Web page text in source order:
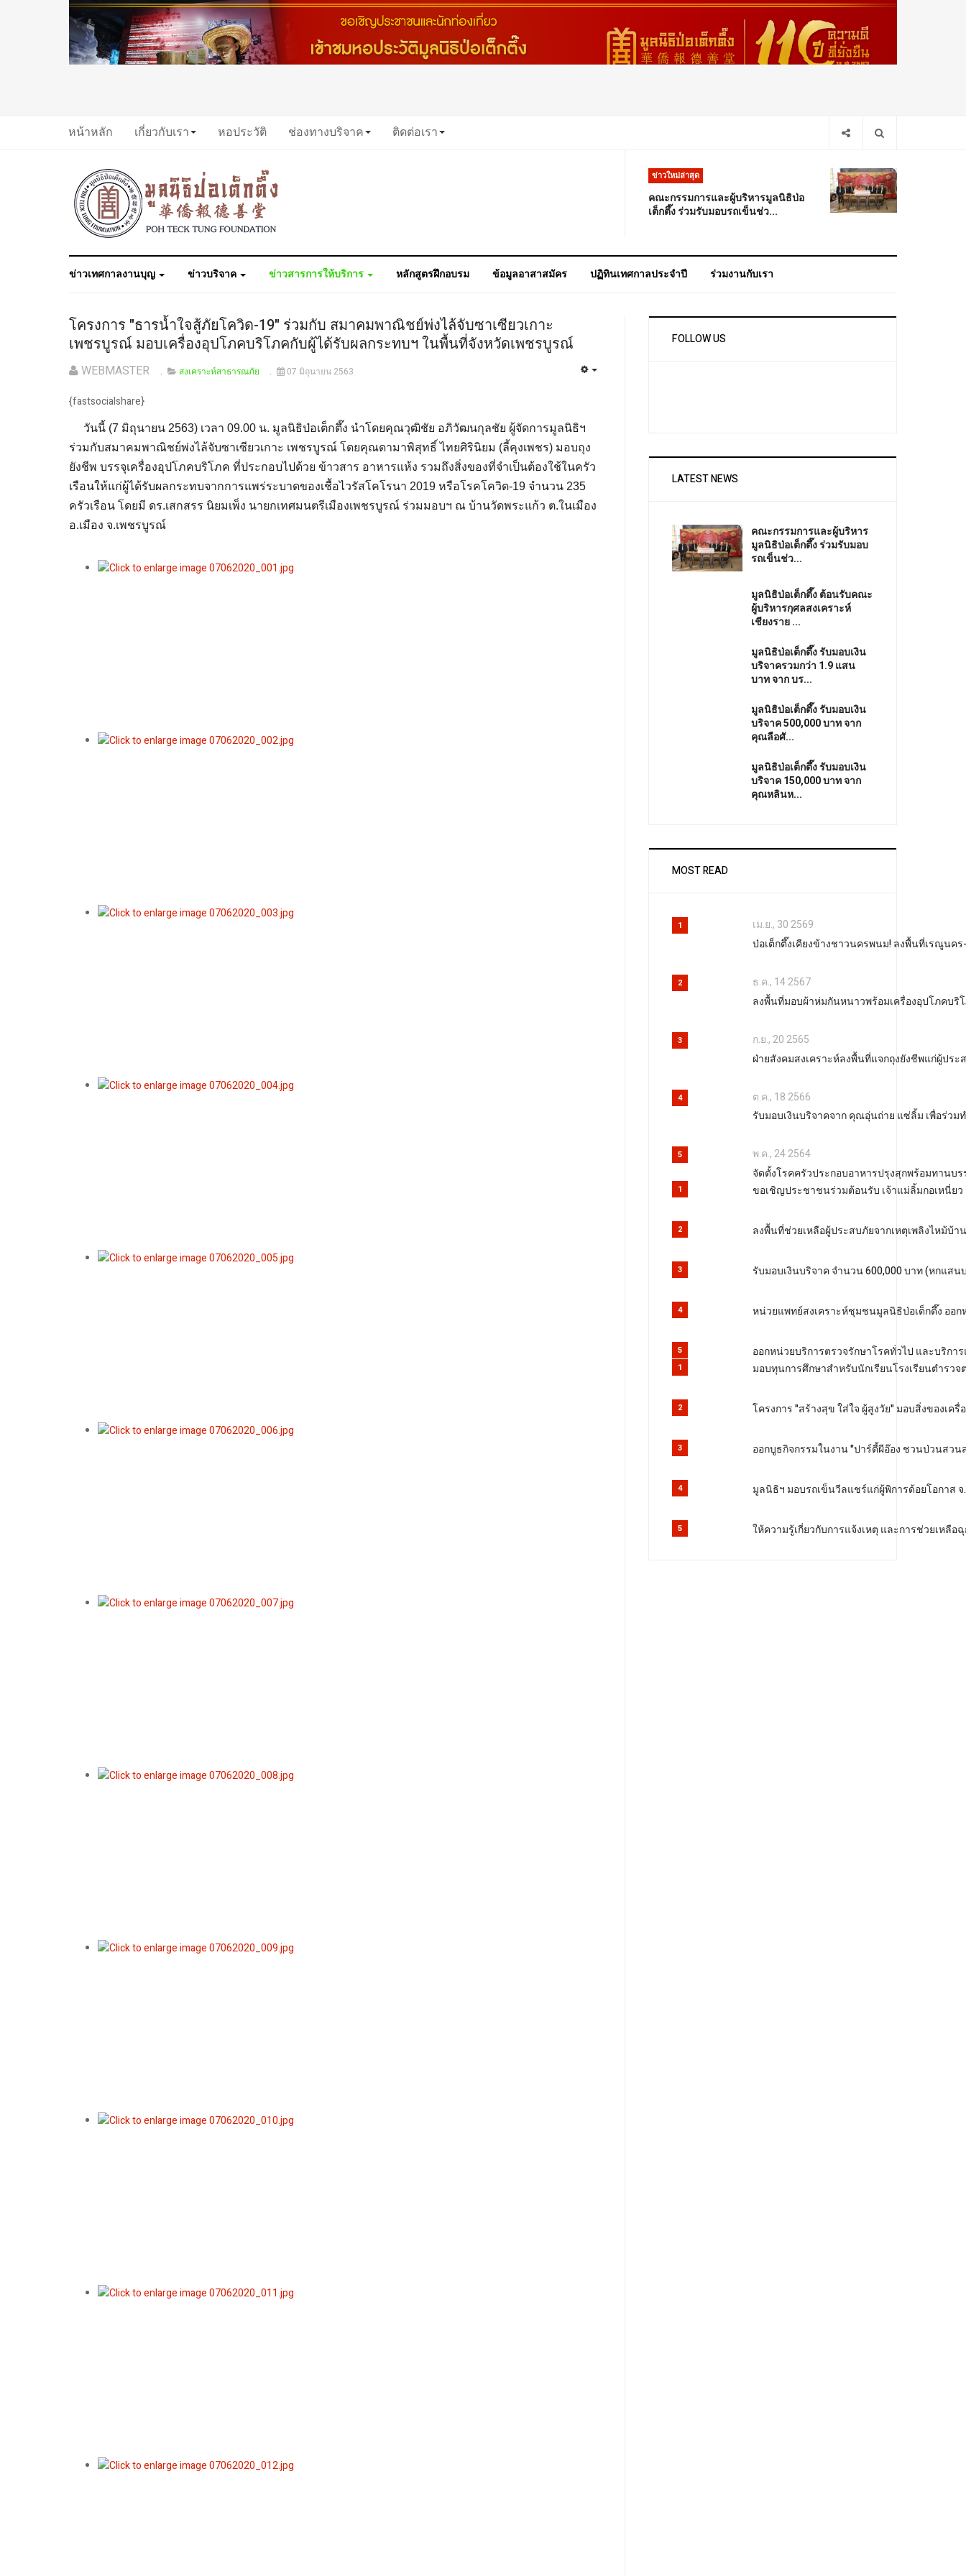
หน้าหลัก เกี่ยวกับเรา หอประวัติ ช่องทางบริจาค ติดต่อเรา
ข่าวใหม่ล่าสุด
คณะกรรมการและผู้บริหารมูลนิธิป่อ
เต็กตึ๊ง ร่วมรับมอบรถเข็นช่ว...
ข่าวเทศกาลงานบุญ ข่าวบริจาค ข่าวสารการให้บริการ หลักสูตรฝึกอบรม ข้อมูลอาสาสมัคร ปฏิทินเทศกาลประจำปี ร่วมงานกับเรา
โครงการ "ธารน้ำใจสู้ภัยโควิด-19" ร่วมกับ สมาคมพาณิชย์พ่งไล้จับซาเซียวเกาะ
เพชรบูรณ์ มอบเครื่องอุปโภคบริโภคกับผู้ได้รับผลกระทบฯ ในพื้นที่จังหวัดเพชรบูรณ์
WEBMASTER สงเคราะห์สาธารณภัย 07 มิถุนายน 2563
{fastsocialshare}
วันนี้ (7 มิถุนายน 2563) เวลา 09.00 น. มูลนิธิป่อเต็กตึ๊ง นำโดยคุณวุฒิชัย อภิวัฒนกุลชัย ผู้จัดการมูลนิธิฯ
ร่วมกับสมาคมพาณิชย์พ่งไล้จับซาเซียวเกาะ เพชรบูรณ์ โดยคุณดามาพิสุทธิ์ ไทยศิรินิยม (ลี้คุงเพชร) มอบถุง
ยังชีพ บรรจุเครื่องอุปโภคบริโภค ที่ประกอบไปด้วย ข้าวสาร อาหารแห้ง รวมถึงสิ่งของที่จำเป็นต้องใช้ในครัว
เรือนให้แก่ผู้ได้รับผลกระทบจากการแพร่ระบาดของเชื้อไวรัสโคโรนา 2019 หรือโรคโควิด-19 จำนวน 235
ครัวเรือน โดยมี ดร.เสกสรร นิยมเพ็ง นายกเทศมนตรีเมืองเพชรบูรณ์ ร่วมมอบฯ ณ บ้านวัดพระแก้ว ต.ในเมือง
อ.เมือง จ.เพชรบูรณ์
FOLLOW US
LATEST NEWS
คณะกรรมการและผู้บริหาร
มูลนิธิป่อเต็กตึ๊ง ร่วมรับมอบ
รถเข็นช่ว...
มูลนิธิป่อเต็กตึ๊ง ต้อนรับคณะ
ผู้บริหารกุศลสงเคราะห์
เชียงราย ...
มูลนิธิป่อเต็กตึ๊ง รับมอบเงิน
บริจาครวมกว่า 1.9 แสน
บาท จาก บร...
มูลนิธิป่อเต็กตึ๊ง รับมอบเงิน
บริจาค 500,000 บาท จาก
คุณลือศั...
มูลนิธิป่อเต็กตึ๊ง รับมอบเงิน
บริจาค 150,000 บาท จาก
คุณหลินห...
MOST READ
1
เม.ย., 30 2569
ป่อเต็กตึ๊งเคียงข้างชาวนครพนม! ลงพื้นที่เรณูนค
2
ธ.ค., 14 2567
ลงพื้นที่มอบผ้าห่มกันหนาวพร้อมเครื่องอุปโภคบ
3
ก.ย., 20 2565
ฝ่ายสังคมสงเคราะห์ลงพื้นที่แจกถุงยังชีพแก่ผู้ปร
4
ต.ค., 18 2566
รับมอบเงินบริจาคจาก คุณอุ่นถ่าย แซ่ลิ้ม เพื่อร่ว
5
พ.ค., 24 2564
จัดตั้งโรคครัวประกอบอาหารปรุงสุกพร้อมทานบ
1 ขอเชิญประชาชนร่วมต้อนรับ เจ้าแม่ลิ้มกอเหนี่ย
2 ลงพื้นที่ช่วยเหลือผู้ประสบภัยจากเหตุเพลิงไหม้บ้
3 รับมอบเงินบริจาค จำนวน 600,000 บาท (หกแส
4 หน่วยแพทย์สงเคราะห์ชุมชนมูลนิธิป่อเต็กตึ๊ง ออ
5 ออกหน่วยบริการตรวจรักษาโรคทั่วไป และบริก
1 มอบทุนการศึกษาสำหรับนักเรียนโรงเรียนตำรว
2 โครงการ "สร้างสุข ใส่ใจ ผู้สูงวัย" มอบสิ่งของเค
3 ออกบูธกิจกรรมในงาน "ปาร์ตี้ผีอ๊อง ชวนป่วนสวน
4 มูลนิธิฯ มอบรถเข็นวีลแชร์แก่ผู้พิการด้อยโอกาส
5 ให้ความรู้เกี่ยวกับการแจ้งเหตุ และการช่วยเหลื